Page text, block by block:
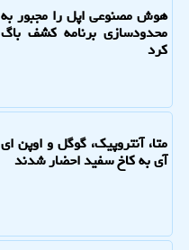
هوش مصنوعی اپل را مجبور به
محدودسازی برنامه کشف باگ
کرد
متا، آنتروپیک، گوگل و اوپن ای
آی به کاخ سفید احضار شدند